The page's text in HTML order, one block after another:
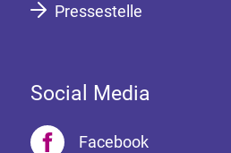
Pressestelle
Social Media
Facebook